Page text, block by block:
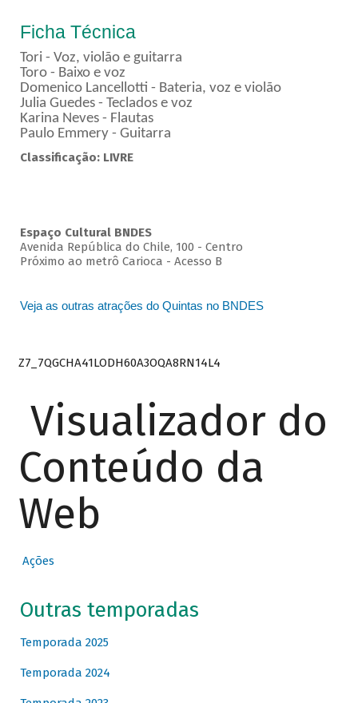
Ficha Técnica
Tori - Voz, violão e guitarra
Toro - Baixo e voz
Domenico Lancellotti - Bateria, voz e violão
Julia Guedes - Teclados e voz
Karina Neves - Flautas
Paulo Emmery - Guitarra
Classificação: LIVRE
Espaço Cultural BNDES
Avenida República do Chile, 100 - Centro
Próximo ao metrô Carioca - Acesso B
Veja as outras atrações do Quintas no BNDES
Z7_7QGCHA41LODH60A3OQA8RN14L4
Visualizador do
Conteúdo da
Web
Ações
Outras temporadas
Temporada 2025
Temporada 2024